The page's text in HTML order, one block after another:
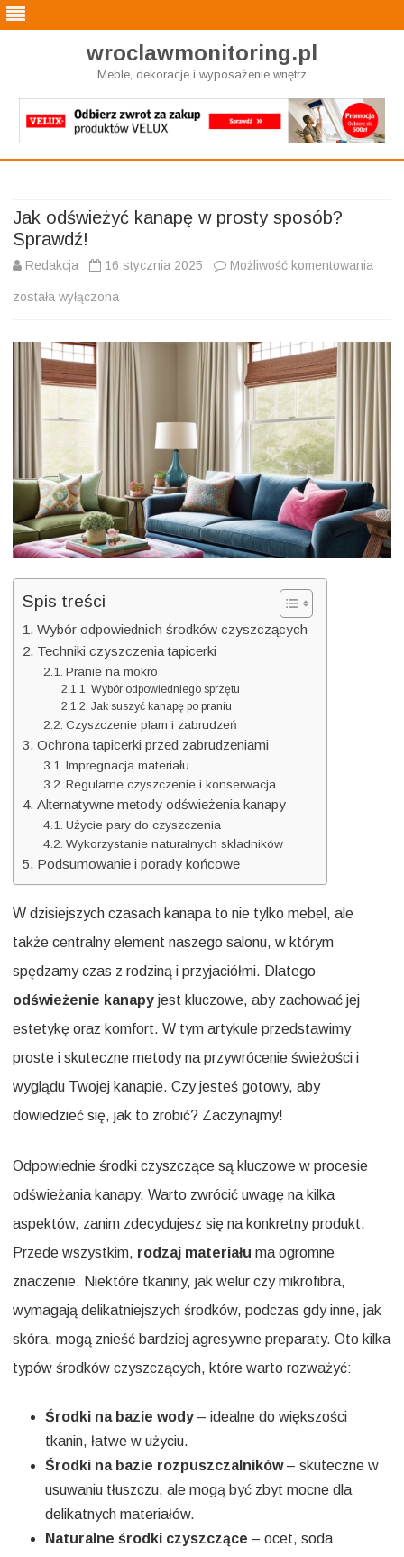
wroclawmonitoring.pl
Meble, dekoracje i wyposażenie wnętrz
Jak odświeżyć kanapę w prosty sposób?
Sprawdź!
Redakcja 16 stycznia 2025 Możliwość komentowania
została wyłączona
Spis treści
Wybór odpowiednich środków czyszczących
Techniki czyszczenia tapicerki
Pranie na mokro
Wybór odpowiedniego sprzętu
Jak suszyć kanapę po praniu
Czyszczenie plam i zabrudzeń
Ochrona tapicerki przed zabrudzeniami
Impregnacja materiału
Regularne czyszczenie i konserwacja
Alternatywne metody odświeżenia kanapy
Użycie pary do czyszczenia
Wykorzystanie naturalnych składników
Podsumowanie i porady końcowe
W dzisiejszych czasach kanapa to nie tylko mebel, ale
także centralny element naszego salonu, w którym
spędzamy czas z rodziną i przyjaciółmi. Dlatego
odświeżenie kanapy jest kluczowe, aby zachować jej
estetykę oraz komfort. W tym artykule przedstawimy
proste i skuteczne metody na przywrócenie świeżości i
wyglądu Twojej kanapie. Czy jesteś gotowy, aby
dowiedzieć się, jak to zrobić? Zaczynajmy!
Odpowiednie środki czyszczące są kluczowe w procesie
odświeżania kanapy. Warto zwrócić uwagę na kilka
aspektów, zanim zdecydujesz się na konkretny produkt.
Przede wszystkim, rodzaj materiału ma ogromne
znaczenie. Niektóre tkaniny, jak welur czy mikrofibra,
wymagają delikatniejszych środków, podczas gdy inne, jak
skóra, mogą znieść bardziej agresywne preparaty. Oto kilka
typów środków czyszczących, które warto rozważyć:
Środki na bazie wody – idealne do większości
tkanin, łatwe w użyciu.
Środki na bazie rozpuszczalników– skuteczne w
usuwaniu tłuszczu, ale mogą być zbyt mocne dla
delikatnych materiałów.
Naturalne środki czyszczące – ocet, soda